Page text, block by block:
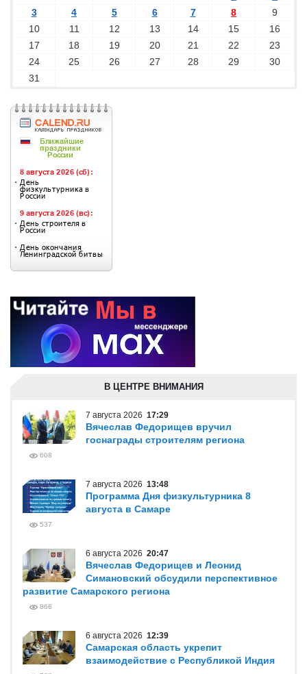
3
4 5 6 7 8
9
10
11 12 13 14 15
16
17
18 19 20 21 22
23
24
25 26 27 28 29
30
31
В ЦЕНТРЕ ВНИМАНИЯ
7 августа 2026 17:29
Вячеслав Федорищев вручил
госнаграды строителям региона
608
7 августа 2026 13:48
Программа Дня физкультурника 8
августа в Самаре
537
6 августа 2026 20:47
Вячеслав Федорищев и Леонид
Симановский обсудили перспективное
развитие Самарского региона
866
6 августа 2026 12:39
Самарская область укрепит
взаимодействие с Республикой Индия